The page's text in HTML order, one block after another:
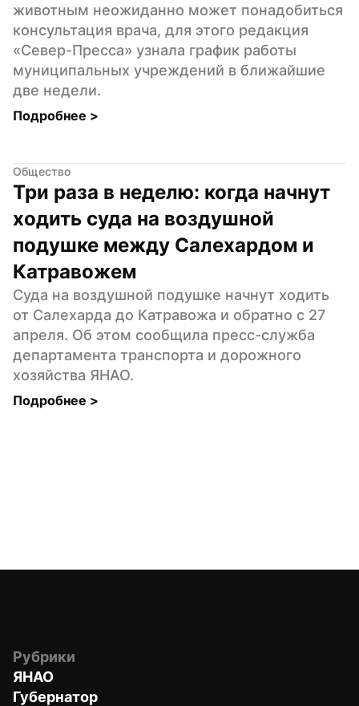
животным неожиданно может понадобиться
консультация врача, для этого редакция
«Север-Пресса» узнала график работы
муниципальных учреждений в ближайшие
две недели.
Подробнее >
Общество
Три раза в неделю: когда начнут
ходить суда на воздушной
подушке между Салехардом и
Катравожем
Суда на воздушной подушке начнут ходить
от Салехарда до Катравожа и обратно с 27
апреля. Об этом сообщила пресс-служба
департамента транспорта и дорожного
хозяйства ЯНАО.
Подробнее >
Рубрики
ЯНАО
Губернатор